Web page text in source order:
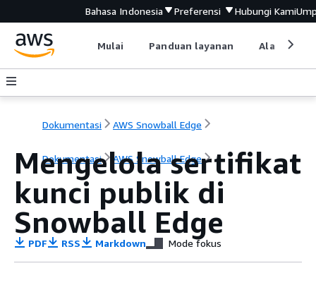
Bahasa Indonesia Preferensi Hubungi Kami
Mulai Panduan layanan Alat
Dokumentasi AWS Snowball Edge
Dokumentasi AWS Snowball Edge
Mengelola sertifikat
kunci publik di
Snowball Edge
PDF RSS Markdown Mode fokus